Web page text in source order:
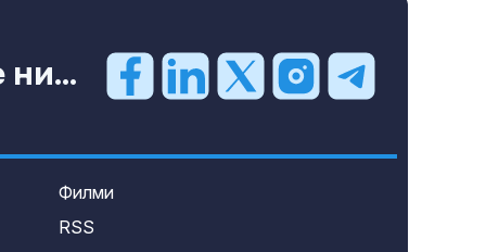
ни...
Филми
RSS